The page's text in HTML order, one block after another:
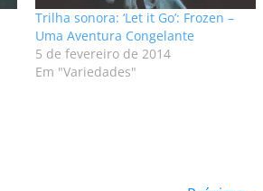
Trilha sonora: ‘Let it Go’: Frozen –
Uma Aventura Congelante
5 de fevereiro de 2014
Em "Variedades"